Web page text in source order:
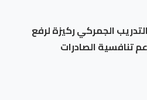
الجمركي ركيزة لرفع
تنافسية الصادرات